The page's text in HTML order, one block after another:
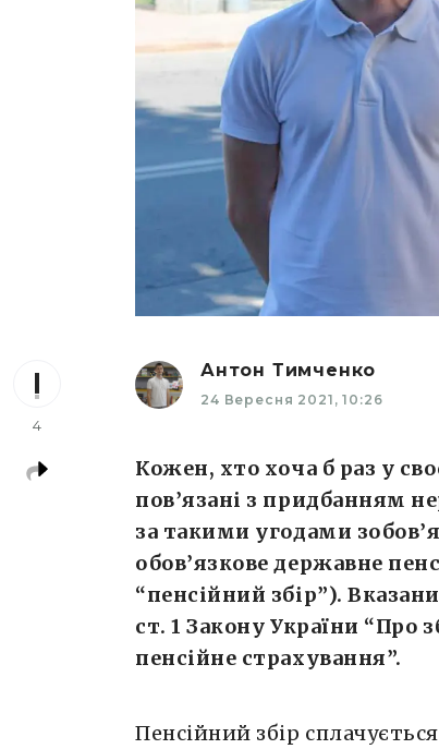
4
Антон Тимченко
24 Вересня 2021, 10:26
Кожен, хто хоча б раз у
пов’язані з придбанням
за такими угодами
обов’язкове державне
“пенсійний збір”).
ст. 1 Закону України “Про
пенсійне страхування”.
Пенсійний збір